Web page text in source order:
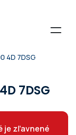
4D 7DSG
7DSG
je zľavnené